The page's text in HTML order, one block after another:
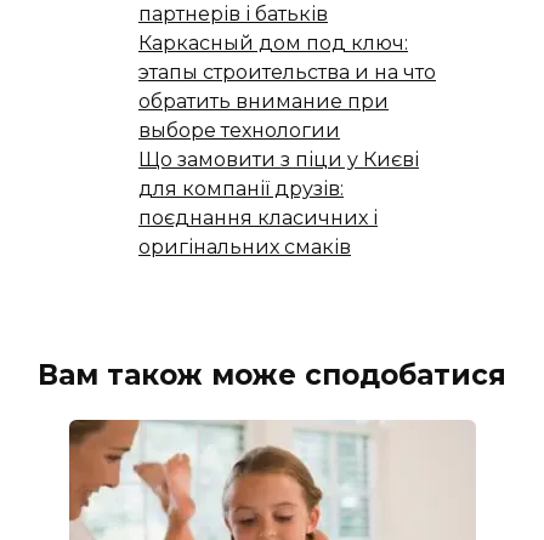
партнерів і батьків
Каркасный дом под ключ:
этапы строительства и на что
обратить внимание при
выборе технологии
Що замовити з піци у Києві
для компанії друзів:
поєднання класичних і
оригінальних смаків
Вам також може сподобатися